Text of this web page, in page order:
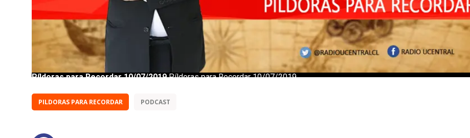
PILDORAS PARA RECORDAR PODCAST